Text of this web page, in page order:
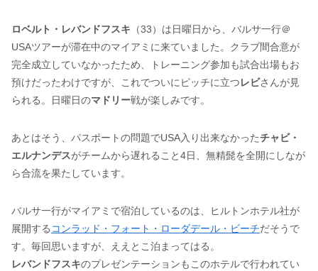
ロベルト・レバンドフスキ （33）は日曜日から、バルサ一行＠
USAツアーが滞在中のマイアミに来ていました。クラブ間合意が
完全成立していなかったため、トレーニング参加も試合出場もお
預けだったわけですが、これでついにピッチに立つレビさんが見
られる。日曜日のマドリー戦が楽しみです。
あとはそう、パスポートの問題でUSA入り出来なかったチャビ・
エルナンデスがチームから遅れること4日、無精髭を全開にしなが
ら合流を果たしています。
バルサ一行がマイアミで宿泊しているのは、ヒルトンホテル社が
展開する コンラッド・フォート・ローダデール・ビーチだそうで
す。毎回思いますが、ええとこ泊まってはる。
レバンドフスキのプレゼンテーションもこのホテルで行われてい